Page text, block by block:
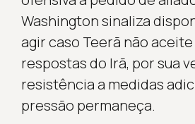
Washington sinaliza
agir caso Teerã não
respostas do Irã, por sua
resistência a medidas
pressão permaneça.